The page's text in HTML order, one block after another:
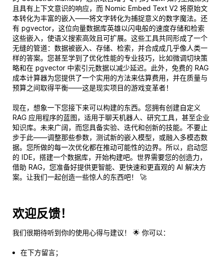
且具有上下文意识的响应，而 Nomic Embed Text V2 将原始文
本转化为丰富的嵌入——将文字转化为捕捉意义的数字魔法。还
有 pgvector，这位向量数据库英雄以闪电般的速度存储和检索
这些嵌入，使语义搜索高效且可扩展。这些工具共同形成了一个
无缝的管道：数据被嵌入、存储、检索，并合成成几乎像人类一
样的答案。您甚至学到了优化性能的专业技巧，比如微调切块策
略和在 pgvector 中索引元数据以减少延迟。此外，免费的 RAG
成本计算器为您提供了一个实用的方法来估算费用，并在质量与
预算之间取得平衡——这是现实项目的游戏变革者！
现在，想象一下您接下来可以构建的东西。您拥有创建自定义
RAG 应用程序的蓝图，适用于聊天机器人、研究工具，甚至企业
知识库。未来广阔，而您具备实验、迭代和创新的技能。不要止
步于此——调整那些参数，测试新的嵌入模型，或融入多模态数
据。您所做的每一次优化都在推动可能性的边界。所以，启动您
的 IDE，搭建一个数据库，开始构建吧。世界需要您的创造力，
借助 RAG，您准备好提供更智能、更快速和更直观的 AI 解决方
案。让我们一起创造一些惊人的东西吧！ 🚀
欢迎反馈！
我们很期待听到你的使用心得与建议！ 🌟 你可以：
在下方留言；